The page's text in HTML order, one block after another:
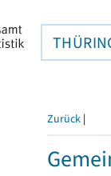
Zurück |